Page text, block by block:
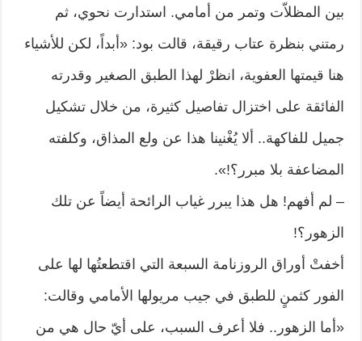
بين المظلاّت وتمر من أمامي. استدارت نحوي، ثم
رمتني بنظرة عتاب رقيقة، قالت بود: «أبداً، لكن للأشياء
هنا قيمتها العفوية، انظرْ لهذا الطبق الصغير وقدرته
الفائقة على اختزال تفاصيل كثيرة، من خلال تشكيل
جميل للفاكهة.. ألا يُغْنينا هذا عن ولع المذاق، وكلفته
المضاعفة بلا مبرر؟!».
– لم أفهم! هل هذا يبرر غياب الرائحة أيضاً عن تلك
الزهور؟!
أخفتْ أوراق الروزنامة السبعة التي اقتطعتُها لها على
الفور كثمنٍ للطبق في جيب مريولها الأمامي وقالت:
«أما الزهور.. فلا أعرف السبب، على أيّ حال هي من